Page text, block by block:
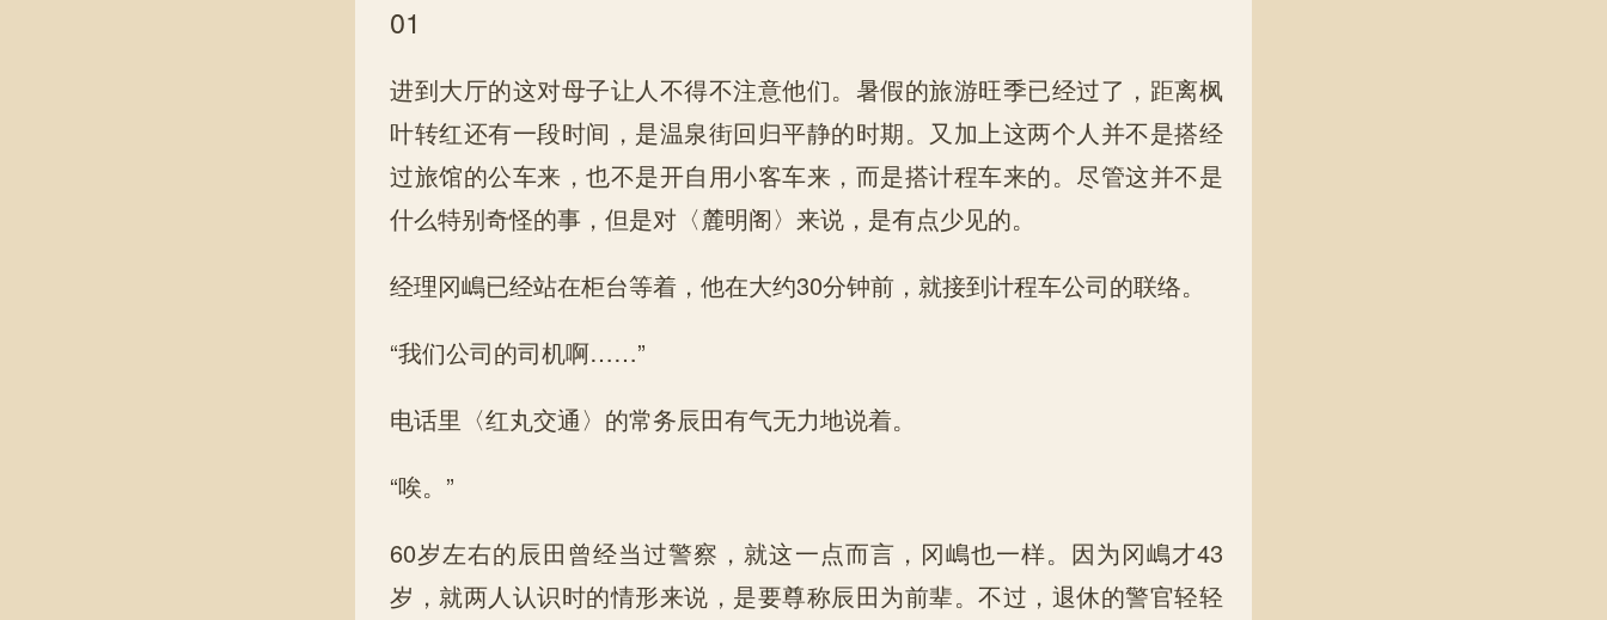
01
进到大厅的这对母子让人不得不注意他们。暑假的旅游旺季已经过了，距离枫
叶转红还有一段时间，是温泉街回归平静的时期。又加上这两个人并不是搭经
过旅馆的公车来，也不是开自用小客车来，而是搭计程车来的。尽管这并不是
什么特别奇怪的事，但是对〈麓明阁〉来说，是有点少见的。
经理冈嶋已经站在柜台等着，他在大约30分钟前，就接到计程车公司的联络。
“我们公司的司机啊……”
电话里〈红丸交通〉的常务辰田有气无力地说着。
“唉。”
60岁左右的辰田曾经当过警察，就这一点而言，冈嶋也一样。因为冈嶋才43
岁，就两人认识时的情形来说，是要尊称辰田为前辈。不过，退休的警官轻轻